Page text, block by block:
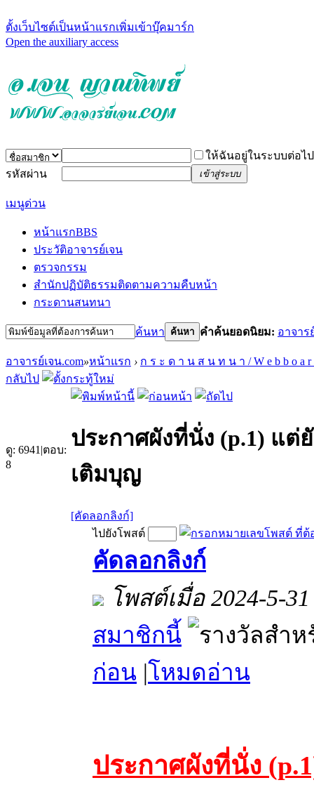
ตั้งเว็บไซต์เป็นหน้าแรกเพิ่มเข้าบุ๊คมาร์ก
Open the auxiliary access
ให้ฉันอยู่ในระบบต่อไป
รหัสผ่าน
เข้าสู่ระบบ
เมนูด่วน
หน้าแรกBBS
ประวัติอาจารย์เจน
ตรวจกรรม
สำนักปฏิบัติธรรมติดตามความคืบหน้า
กระดานสนทนา
ค้นหา ค้นหา คำค้นยอดนิยม: อาจาร
อาจารย์เจน.com»หน้าแรก › ก ร ะ ด า น ส น ท น า / W e b b o a r
กลับไป
ดู: 6941 |ตอบ:
8
ประกาศผังที่นั่ง (p.1) แต่
เติมบุญ
[คัดลอกลิงก์]
ไปยังโพสต์
คัดลอกลิงก์
โพสต์เมื่อ 2024-5-
สมาชิกนี้
ก่อน |โหมดอ่าน
ประกาศผังที่นั่ง